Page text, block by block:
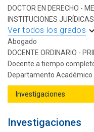
DOCTOR EN DERECHO -
INSTITUCIONES
Ver todos los grados
Abogado
DOCENTE ORDINARIO -
Docente a tiempo
Departamento Académico
Investigaciones